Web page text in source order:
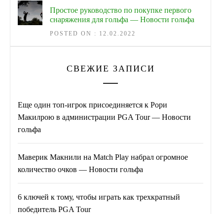
Простое руководство по покупке первого
снаряжения для гольфа — Новости гольфа
POSTED ON : 12.02.2022
СВЕЖИЕ ЗАПИСИ
Еще один топ-игрок присоединяется к Рори
Макилрою в администрации PGA Tour — Новости
гольфа
Маверик Макнили на Match Play набрал огромное
количество очков — Новости гольфа
6 ключей к тому, чтобы играть как трехкратный
победитель PGA Tour